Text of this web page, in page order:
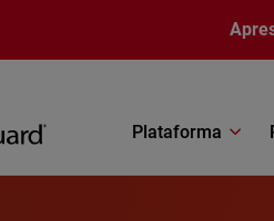
Plataforma